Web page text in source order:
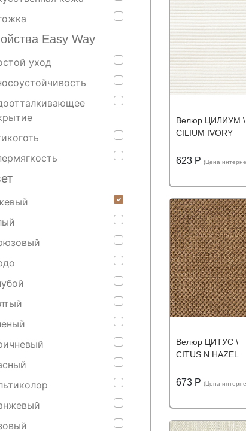
Easy Way
уход
Велюр ЦИЛИУМ \
CILIUM IVORY
623 Р (Цена
Велюр ЦИТУС \
CITUS N HAZEL
673 Р (Цена